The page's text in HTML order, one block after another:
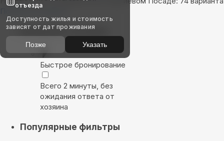
Показать на карте
Выбирайте лучшее
Быстрое бронирование
Всего 2 минуты, без
ожидания ответа от
хозяина
Популярные фильтры
отъезда
Доступность жилья и стоимость
зависят от дат проживания
Позже Указать